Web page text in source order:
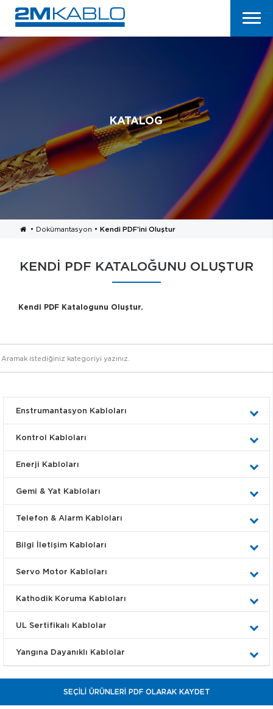
KATALOG
• Dokümantasyon • Kendi PDF'ini Oluştur
KENDİ PDF KATALOĞUNU OLUŞTUR
Kendi PDF Katalogunu Oluştur.
Enstrumantasyon Kabloları
Kontrol Kabloları
Enerji Kabloları
Gemi & Yat Kabloları
Telefon & Alarm Kabloları
Bilgi İletişim Kabloları
Servo Motor Kabloları
Kathodik Koruma Kabloları
UL Sertifikalı Kablolar
Yangına Dayanıklı Kablolar